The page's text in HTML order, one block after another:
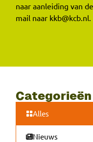
naar aanleiding van
mail naar kkb@kcb.nl.
Categorieën
Alles
Nieuws